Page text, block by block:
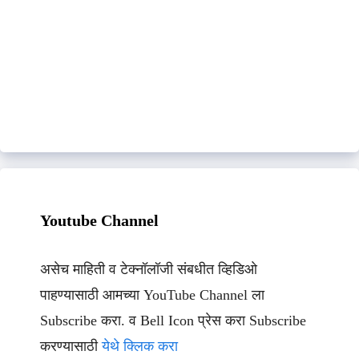
Youtube Channel
असेच माहिती व टेक्नॉलॉजी संबधीत व्हिडिओ
पाहण्यासाठी आमच्या YouTube Channel ला
Subscribe करा. व Bell Icon प्रेस करा Subscribe
करण्यासाठीयेथे क्लिक करा